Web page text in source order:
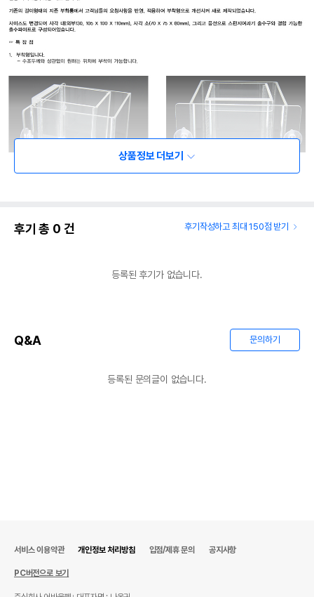
상품정보 더보기
후기 총 0 건 후기작성하고 최대 150점 받기
등록된 후기가 없습니다.
Q&A 문의하기
등록된 문의글이 없습니다.
서비스 이용약관 개인정보 처리방침 입점/제휴 문의 공지사항
PC버전으로 보기